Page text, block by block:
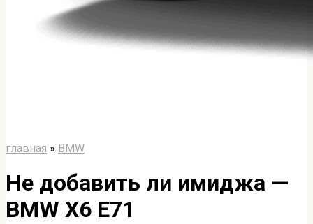
главная » BMW
Не добавить ли имиджа —
BMW X6 E71